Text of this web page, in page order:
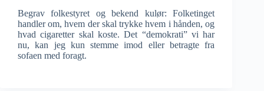
Begrav folkestyret og bekend kulør: Folketinget
handler om, hvem der skal trykke hvem i hånden, og
hvad cigaretter skal koste. Det “demokrati” vi har
nu, kan jeg kun stemme imod eller betragte fra
sofaen med foragt.